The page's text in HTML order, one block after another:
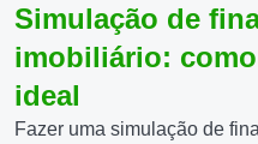
Simulação de
imobiliário:
ideal
Fazer uma simulação de